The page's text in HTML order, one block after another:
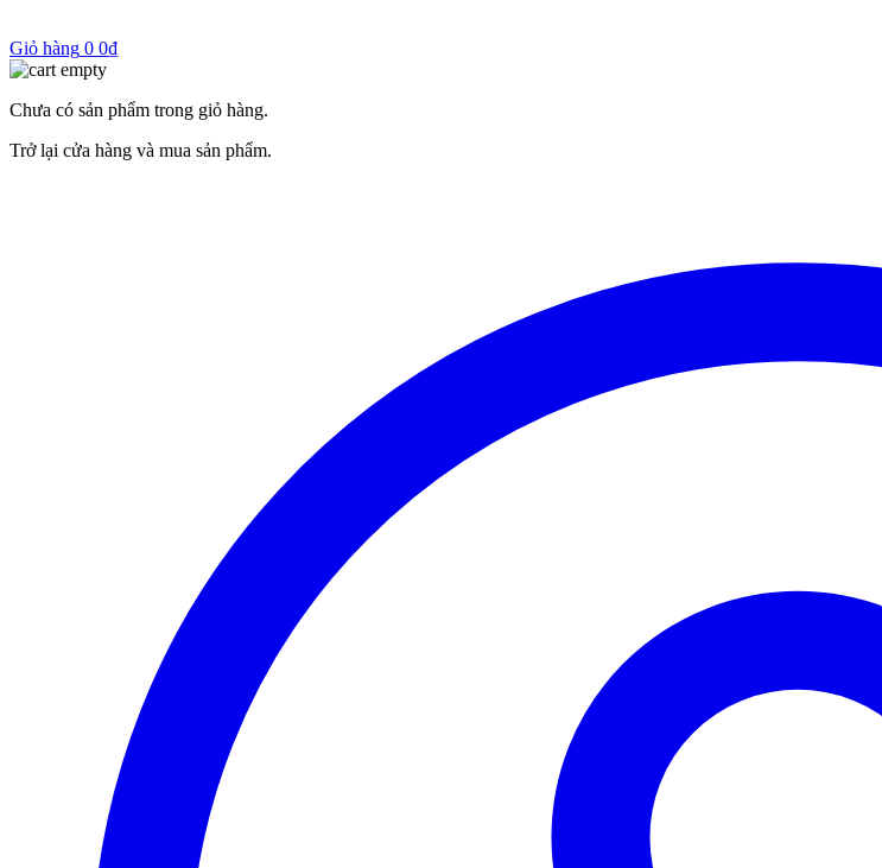
Giỏ hàng 0 0₫
Chưa có sản phẩm trong giỏ hàng.
Trở lại cửa hàng và mua sản phẩm.